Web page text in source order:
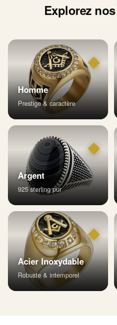
Explorez
◆
Homme
Prestige & caractère
◆
Argent
925 sterling pur
◆
Acier Inoxydable
Robuste & intemporel